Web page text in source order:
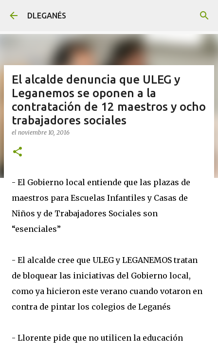
DLEGANÉS
El alcalde denuncia que ULEG y
Leganemos se oponen a la
contratación de 12 maestros y ocho
trabajadores sociales
el noviembre 10, 2016
- El Gobierno local entiende que las plazas de
maestros para Escuelas Infantiles y Casas de
Niños y de Trabajadores Sociales son
“esenciales”
- El alcalde cree que ULEG y LEGANEMOS tratan
de bloquear las iniciativas del Gobierno local,
como ya hicieron este verano cuando votaron en
contra de pintar los colegios de Leganés
- Llorente pide que no utilicen la educación